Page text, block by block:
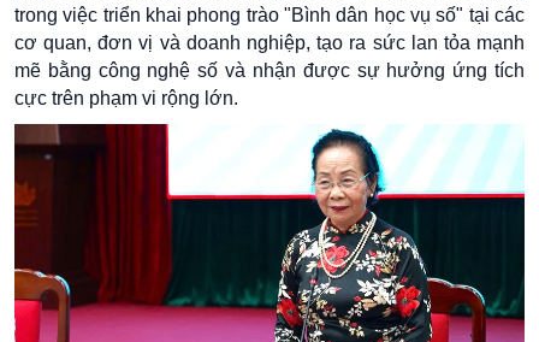
trong việc triển khai phong trào "Bình dân học vụ số" tại các
cơ quan, đơn vị và doanh nghiệp, tạo ra sức lan tỏa mạnh
mẽ bằng công nghệ số và nhận được sự hưởng ứng tích
cực trên phạm vi rộng lớn.